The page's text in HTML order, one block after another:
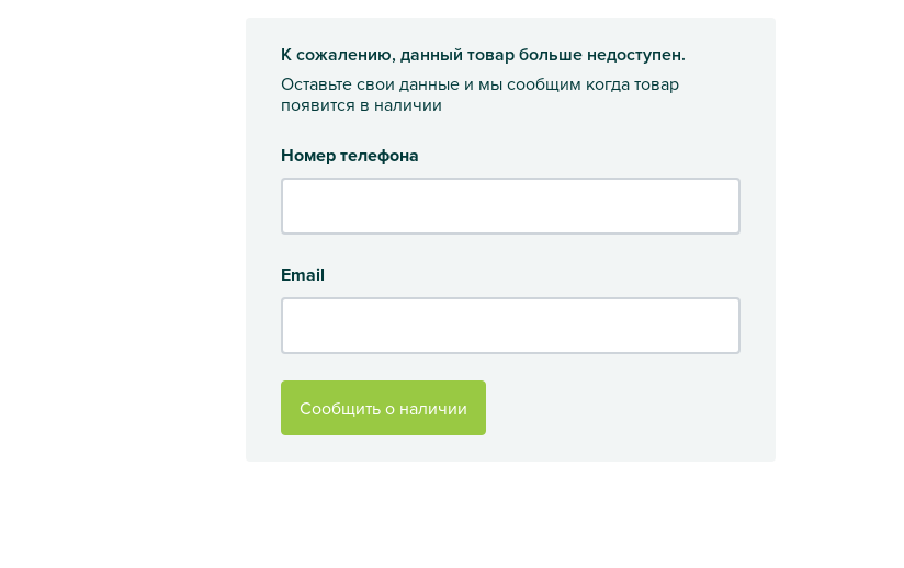
К сожалению, данный товар больше недоступен.
Оставьте свои данные и мы сообщим когда товар
появится в наличии
Номер телефона
Email
Сообщить о наличии